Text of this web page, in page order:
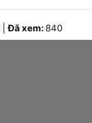
|Đã xem: 840